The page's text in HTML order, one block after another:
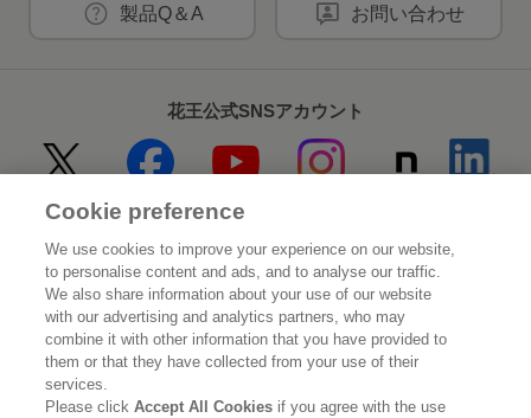
製品Q＆A お問い合わせ
花王公式SNSアカウント
Home 花王について
サステナビリティ イノベーション
ブランド 投資家情報
ニュースルーム 採用情報
Cookie preference
We use cookies to improve your experience on our website,
to personalise content and ads, and to analyse our traffic.
We also share information about your use of our website
with our advertising and analytics partners, who may
combine it with other information that you have provided to
them or that they have collected from your use of their
services.
Please clickAccept All Cookies if you agree with the use